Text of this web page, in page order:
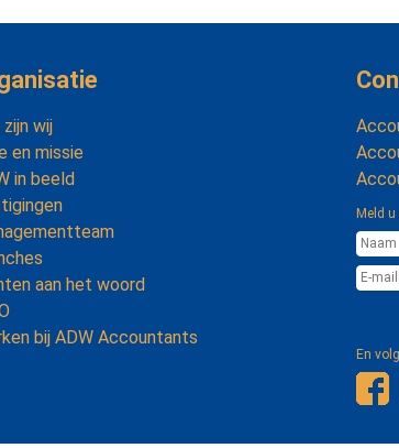
zijn wij
en missie
in beeld
aan het woord
bij ADW Accountants
Meld
En